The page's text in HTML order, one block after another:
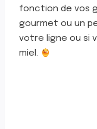
fonction de vos
gourmet ou un
votre ligne ou si
miel.